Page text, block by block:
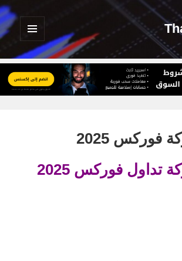
القائمة
والودجات
فوركس 2025
تداول فوركس 2025